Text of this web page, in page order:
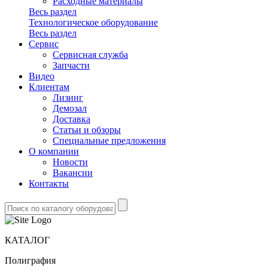
Весь раздел
Технологическое оборудование
Весь раздел
Сервис
Сервисная служба
Запчасти
Видео
Клиентам
Лизинг
Демозал
Доставка
Статьи и обзоры
Специальные предложения
О компании
Новости
Вакансии
Контакты
КАТАЛОГ
Полиграфия